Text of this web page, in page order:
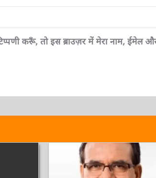
करूँ, तो इस ब्राउज़र में मेरा नाम, ईमेल